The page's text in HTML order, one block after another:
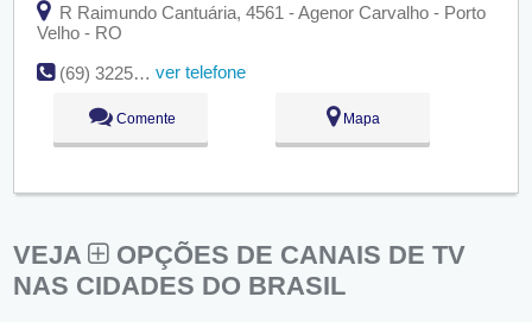
R Raimundo Cantuária, 4561 - Agenor Carvalho - Porto
Velho - RO
(69) 3225-5645
ver telefone
Comente Mapa
VEJA
OPÇÕES DE CANAIS DE TV
NAS CIDADES DO BRASIL